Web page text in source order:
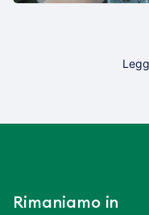
Rimaniamo in